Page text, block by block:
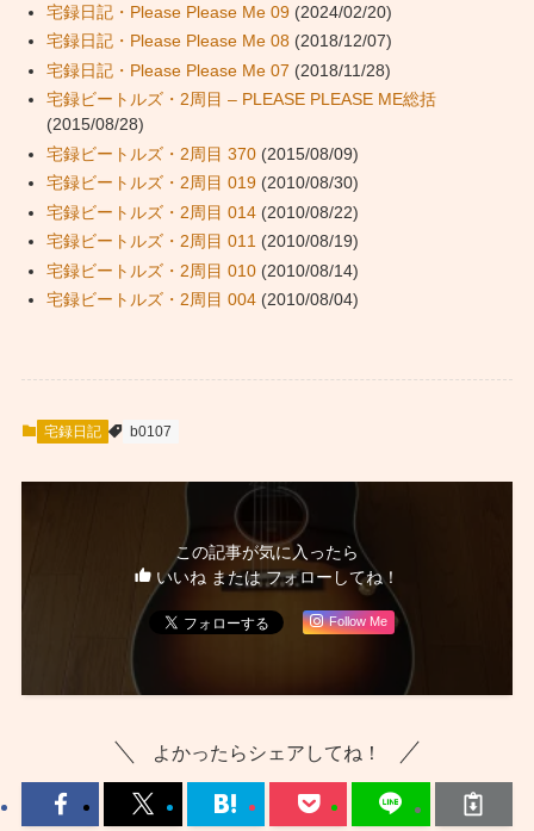
宅録日記・Please Please Me 09(2024/02/20)
宅録日記・Please Please Me 08 (2018/12/07)
宅録日記・Please Please Me 07 (2018/11/28)
宅録ビートルズ・2周目 – PLEASE PLEASE ME総括
(2015/08/28)
宅録ビートルズ・2周目 370(2015/08/09)
宅録ビートルズ・2周目 019(2010/08/30)
宅録ビートルズ・2周目 014(2010/08/22)
宅録ビートルズ・2周目 011(2010/08/19)
宅録ビートルズ・2周目 010(2010/08/14)
宅録ビートルズ・2周目 004(2010/08/04)
宅録日記 b0107
この記事が気に入ったら
いいね または フォローしてね！
Follow Me
よかったらシェアしてね！